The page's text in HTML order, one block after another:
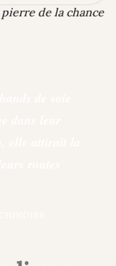
de la chance